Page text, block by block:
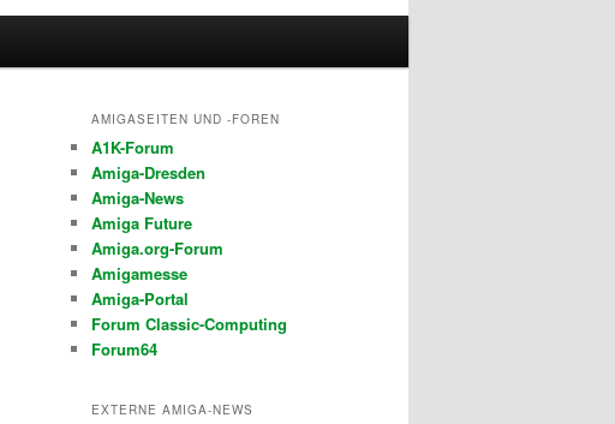
AMIGASEITEN UND -FOREN
A1K-Forum
Amiga-Dresden
Amiga-News
Amiga Future
Amiga.org-Forum
Amigamesse
Amiga-Portal
Forum Classic-Computing
Forum64
EXTERNE AMIGA-NEWS